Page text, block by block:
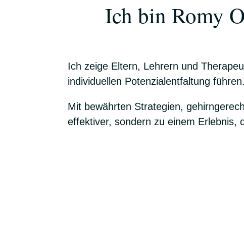
Ich bin Romy
Ich zeige Eltern, Lehrern und
individuellen Potenzialentfaltung führen.
Mit bewährten Strategien,
effektiver, sondern zu einem Erlebnis,